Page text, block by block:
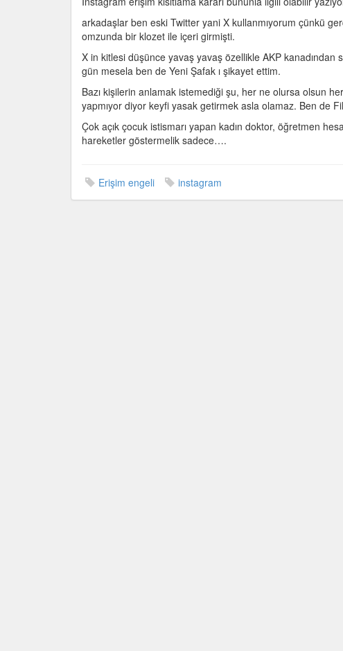
arkadaşlar ben eski Twitter yani X kullanmıyorum çünkü
omzunda bir klozet ile içeri girmişti.
X in kitlesi düşünce yavaş yavaş özellikle AKP kanadından
gün mesela ben de Yeni Şafak ı şikayet ettim.
Bazı kişilerin anlamak istemediği şu, her ne olursa olsun
yapmıyor diyor keyfi yasak getirmek asla olamaz. Ben de
Çok açık çocuk istismarı yapan kadın doktor, öğretmen
hareketler göstermelik sadece….
Erişim engeli instagram